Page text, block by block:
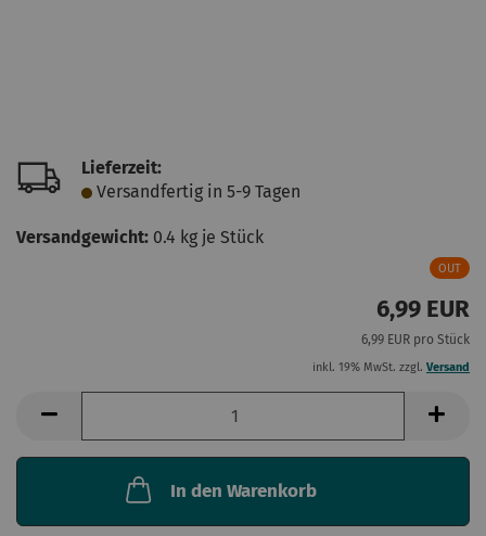
Lieferzeit:
Versandfertig in 5-9 Tagen
Versandgewicht: 0.4 kg je Stück
OUT
6,99 EUR
6,99 EUR pro Stück
inkl. 19% MwSt. zzgl. Versand
In den Warenkorb